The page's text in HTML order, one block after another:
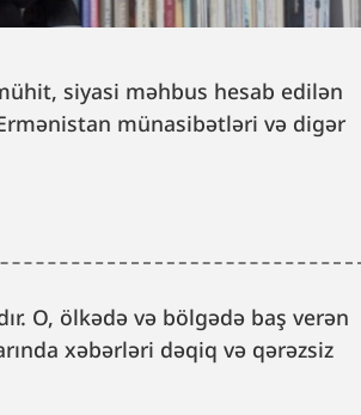
siyasi məhbus hesab edilən
münasibətləri və digər
O, ölkədə və bölgədə baş verən
xəbərləri dəqiq və qərəzsiz